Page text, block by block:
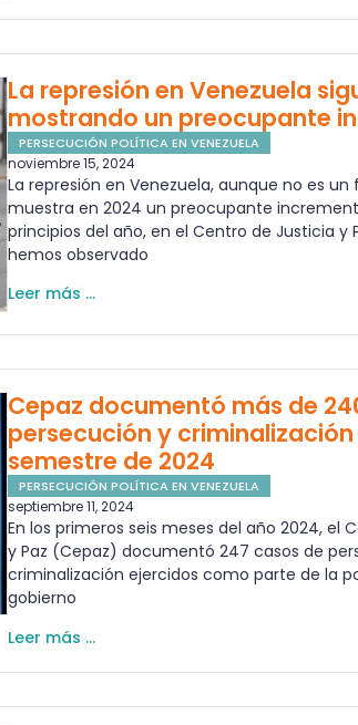
La represión en Venezuela
mostrando un preocupante
PERSECUCIÓN POLÍTICA EN VENEZUELA
noviembre 15, 2024
La represión en Venezuela, aunque no es
muestra en 2024 un preocupante
principios del año, en el Centro de Justicia y
hemos observado
Leer más ...
Cepaz documentó más de
persecución y
semestre de 2024
PERSECUCIÓN POLÍTICA EN VENEZUELA
septiembre 11, 2024
En los primeros seis meses del año 2024, el
y Paz (Cepaz) documentó 247 casos de
criminalización ejercidos como parte de la
gobierno
Leer más ...